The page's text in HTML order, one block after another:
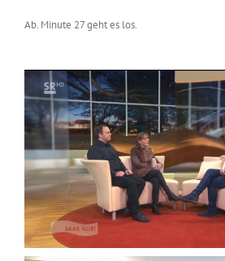
Ab. Minute 27 geht es los.